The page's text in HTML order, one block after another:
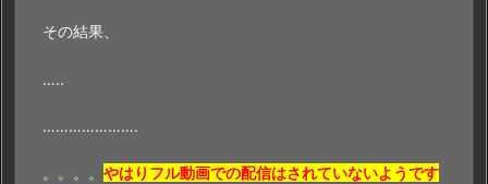
その結果、
…..
………………….
。。。。 やはりフル動画での配信はされていないようです